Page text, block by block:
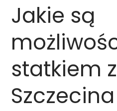
Jakie są
statkiem
Szczecina